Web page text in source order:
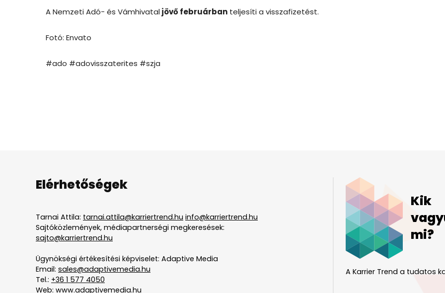
A Nemzeti Adó- és Vámhivataljövő februárban teljesíti a visszafizetést.
Fotó: Envato
#ado #adovisszaterites #szja
Elérhetőségek
Tarnai Attila: tarnai.attila@karriertrend.hu info@karriertrend.hu
Sajtóközlemények, médiapartnerségi megkeresések:
sajto@karriertrend.hu
Ügynökségi értékesítési képviselet: Adaptive Media
Email: sales@adaptivemedia.hu
Tel.: +36 1 577 4050
Web: www.adaptivemedia.hu
Kik
mi?
A Karrier Trend a tudatos